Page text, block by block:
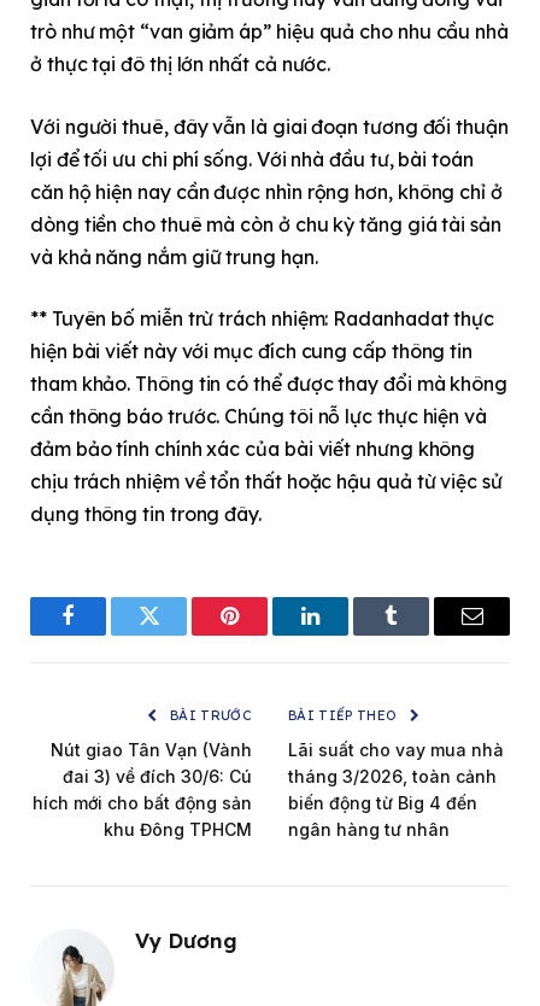
trò như một “van giảm áp” hiệu quả cho nhu cầu nhà
ở thực tại đô thị lớn nhất cả nước.
Với người thuê, đây vẫn là giai đoạn tương đối thuận
lợi để tối ưu chi phí sống. Với nhà đầu tư, bài toán
căn hộ hiện nay cần được nhìn rộng hơn, không chỉ ở
dòng tiền cho thuê mà còn ở chu kỳ tăng giá tài sản
và khả năng nắm giữ trung hạn.
** Tuyên bố miễn trừ trách nhiệm: Radanhadat thực
hiện bài viết này với mục đích cung cấp thông tin
tham khảo. Thông tin có thể được thay đổi mà không
cần thông báo trước. Chúng tôi nỗ lực thực hiện và
đảm bảo tính chính xác của bài viết nhưng không
chịu trách nhiệm về tổn thất hoặc hậu quả từ việc sử
dụng thông tin trong đây.
FacebookTwitter Pinterest LinkedInTumblr Email
BÀI TRƯỚC
Nút giao Tân Vạn (Vành
đai 3) về đích 30/6: Cú
hích mới cho bất động sản
khu Đông TPHCM
BÀI TIẾP THEO
Lãi suất cho vay mua nhà
tháng 3/2026, toàn cảnh
biến động từ Big 4 đến
ngân hàng tư nhân
Vy Dương